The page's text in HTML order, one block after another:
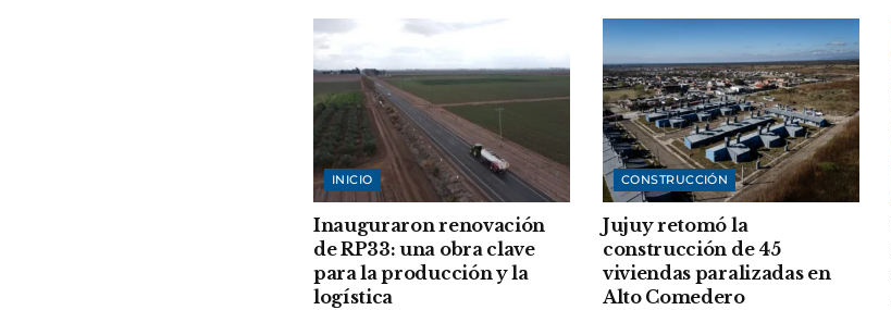
INICIO
Inauguraron renovación
de RP33: una obra clave
para la producción y la
logística
CONSTRUCCIÓN
Jujuy retomó la
construcción de 45
viviendas paralizadas en
Alto Comedero